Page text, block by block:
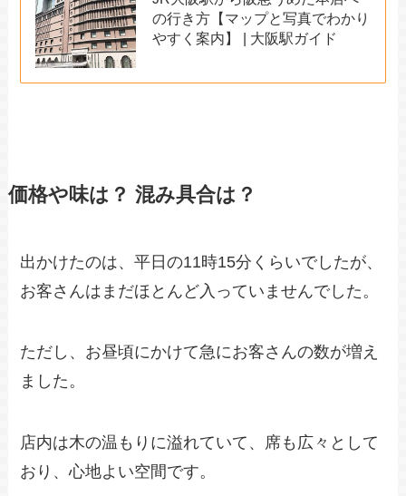
の行き方【マップと写真でわかり
やすく案内】 | 大阪駅ガイド
価格や味は？ 混み具合は？
出かけたのは、平日の11時15分くらいでしたが、
お客さんはまだほとんど入っていませんでした。
ただし、お昼頃にかけて急にお客さんの数が増え
ました。
店内は木の温もりに溢れていて、席も広々として
おり、心地よい空間です。